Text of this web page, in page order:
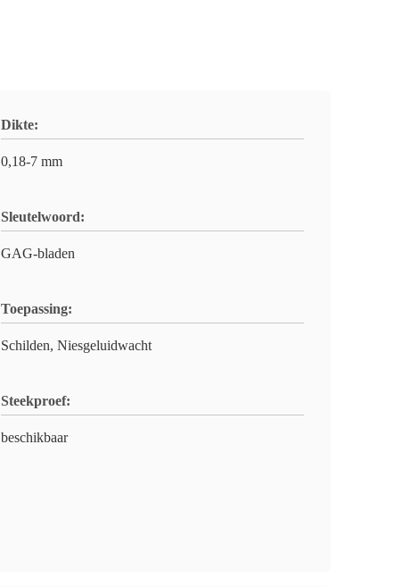
Dikte:
0,18-7 mm
Sleutelwoord:
GAG-bladen
Toepassing:
Schilden, Niesgeluidwacht
Steekproef:
beschikbaar